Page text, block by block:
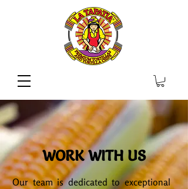
WORK WITH US
Our team is dedicated to exceptional